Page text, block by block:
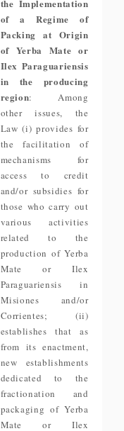
the Implementation
of a Regime of
Packing at Origin
of Yerba Mate or
Ilex Paraguariensis
in the producing
region: Among
other issues, the
Law (i) provides for
the facilitation of
mechanisms for
access to credit
and/or subsidies for
those who carry out
various activities
related to the
production of Yerba
Mate or Ilex
Paraguariensis in
Misiones and/or
Corrientes; (ii)
establishes that as
from its enactment,
new establishments
dedicated to the
fractionation and
packaging of Yerba
Mate or Ilex